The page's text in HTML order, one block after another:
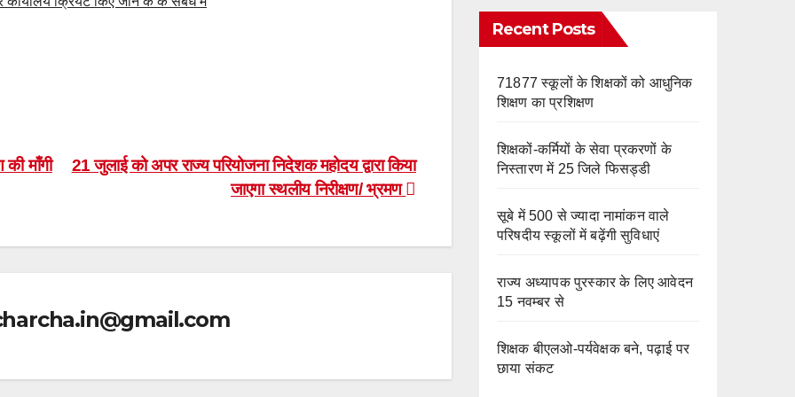
21 जुलाई को अपर राज्य परियोजना निदेशक महोदय द्वारा किया
जाएगा स्थलीय निरीक्षण/ भ्रमण
माँगी
Recent Posts
71877 स्कूलों के शिक्षकों को आधुनिक
शिक्षण का प्रशिक्षण
शिक्षकों-कर्मियों के सेवा प्रकरणों के
निस्तारण में 25 जिले फिसड्डी
सूबे में 500 से ज्यादा नामांकन वाले
परिषदीय स्कूलों में बढ़ेंगी सुविधाएं
राज्य अध्यापक पुरस्कार के लिए आवेदन
15 नवम्बर से
शिक्षक बीएलओ-पर्यवेक्षक बने, पढ़ाई पर
छाया संकट